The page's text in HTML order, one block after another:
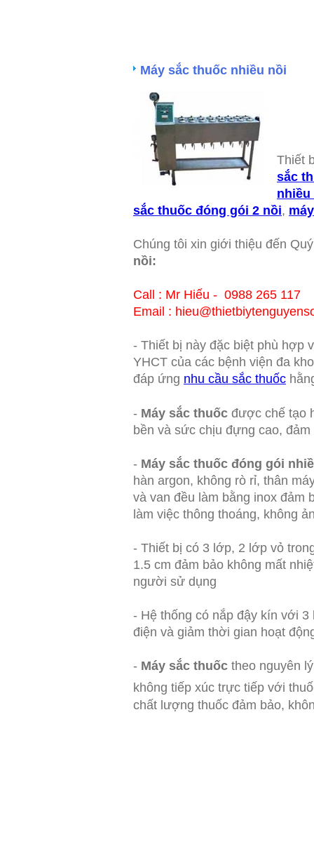
Máy sắc thuốc nhiều nồi
Thiết
sắc
nhiều
sắc thuốc đóng gói 2 nồi,
Chúng tôi xin giới thiệu đến
nồi:
Call : Mr Hiếu - 0988 265 117
Email :
- Thiết bị này đặc biệt phù hợp
YHCT của các bệnh viện đa
đáp ứng nhu cầu sắc thuốc
- Máy sắc thuốc được chế tạo
bền và sức chịu đựng cao,
- Máy sắc thuốc đóng gói
hàn argon, không rò rỉ, thân
và van đều làm bằng inox
làm việc thông thoáng, không
- Thiết bị có 3 lớp, 2 lớp vỏ
1.5 cm đảm bảo không mất
người sử dụng
- Hệ thống có nắp đậy kín với
điện và giảm thời gian hoạt
- Máy sắc thuốc theo nguyên
không tiếp xúc trực tiếp với
chất lượng thuốc đảm bảo,